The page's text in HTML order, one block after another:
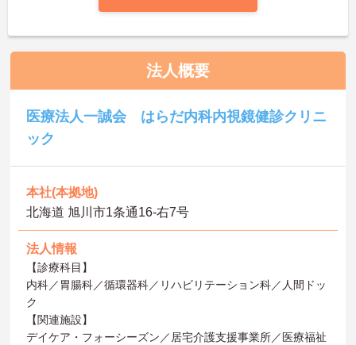
法人概要
医療法人一誠会 はらだ内科内視鏡健診クリニ
ック
本社(本拠地)
北海道 旭川市1条通16-右7号
法人情報
【診療科目】
内科／胃腸科／循環器科／リハビリテーション科／人間ドッ
ク
【関連施設】
デイケア・フォーシーズン／居宅介護支援事業所／医療福祉